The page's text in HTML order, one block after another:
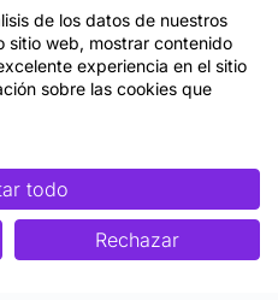
de los datos de nuestros
sitio web, mostrar contenido
experiencia en el sitio
sobre las cookies que
todo
Rechazar